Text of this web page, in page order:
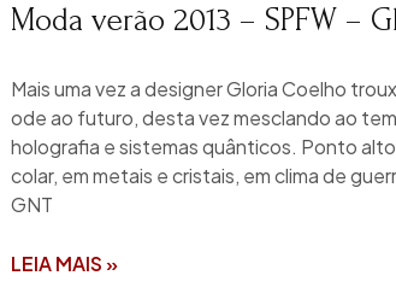
Moda verão 2013 – SPFW –
Mais uma vez a designer Gloria Coelho
ode ao futuro, desta vez mesclando ao
holografia e sistemas quânticos. Ponto
colar, em metais e cristais, em clima de
GNT
LEIA MAIS »